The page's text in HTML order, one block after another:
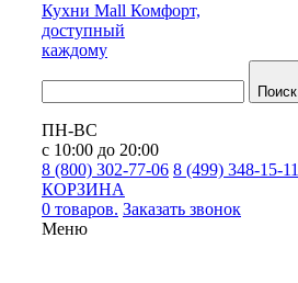
Кухни Mall Комфорт,
доступный
каждому
Поиск
ПН-ВС
с 10:00 до 20:00
8 (800) 302-77-06 8 (499) 348-15-11
КОРЗИНА
0 товаров. Заказать звонок
Меню